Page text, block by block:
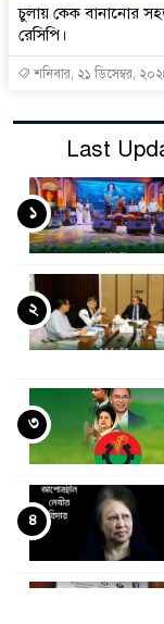
চুলায় কেক বানানোর
রেসিপি।
শনিবার, ২১ ডিসেম্বর,
Last
১
২
৩
৪